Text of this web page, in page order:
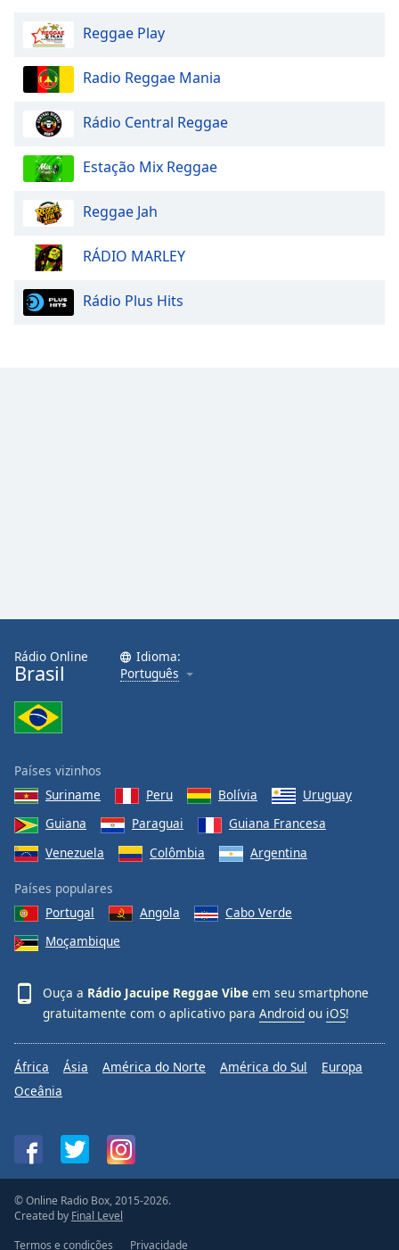
Reggae Play
Radio Reggae Mania
Rádio Central Reggae
Estação Mix Reggae
Reggae Jah
RÁDIO MARLEY
Rádio Plus Hits
Rádio Online
Brasil
Idioma:
Português
Países vizinhos
Suriname
Peru Bolívia
Uruguay
Guiana
Paraguai
Guiana Francesa
Venezuela
Colômbia Argentina
Países populares
Portugal
Angola
Cabo Verde
Moçambique
Ouça a Rádio Jacuipe Reggae Vibe em seu smartphone
gratuitamente com o aplicativo para Android ou iOS!
África Ásia América do Norte América do Sul
Europa
Oceânia
© Online Radio Box, 2015-2026.
Created by Final Level
Termos e condições
Privacidade